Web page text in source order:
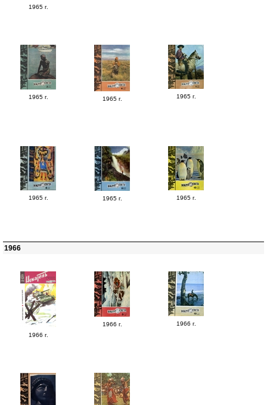
1965 г.
1965 г. 1965 г. 1965 г.
1965 г. 1965 г. 1965 г.
1966
1966 г.
1966 г. 1966 г.